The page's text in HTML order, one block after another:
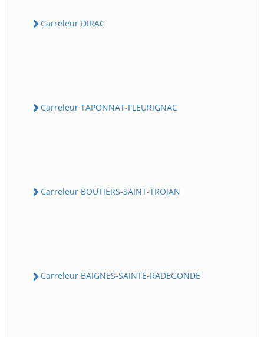
Carreleur DIRAC
Carreleur TAPONNAT-FLEURIGNAC
Carreleur BOUTIERS-SAINT-TROJAN
Carreleur BAIGNES-SAINTE-RADEGONDE